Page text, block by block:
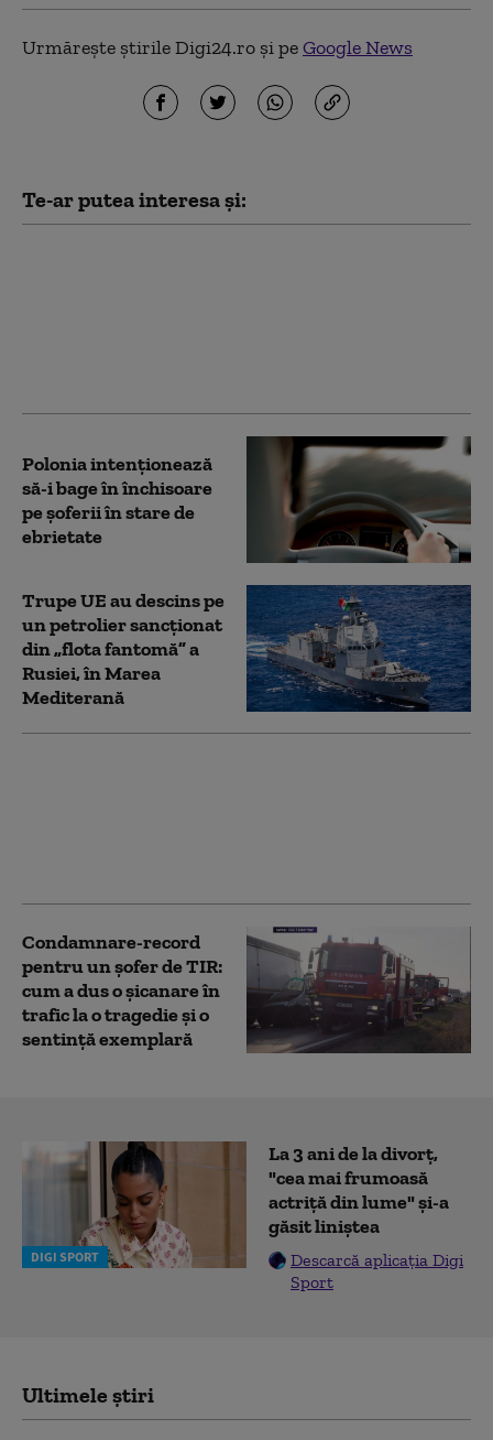
Urmărește știrile Digi24.ro și peGoogle News
Te-ar putea interesa și:
Polonia intenționează
să-i bage în închisoare
pe șoferii în stare de
ebrietate
Trupe UE au descins pe
un petrolier sancţionat
din „flota fantomă” a
Rusiei, în Marea
Mediterană
Condamnare-record
pentru un șofer de TIR:
cum a dus o șicanare în
trafic la o tragedie și o
sentință exemplară
DIGI SPORT
La 3 ani de la divorț,
"cea mai frumoasă
actriță din lume" și-a
găsit liniștea
Descarcă aplicația Digi
Sport
Ultimele știri